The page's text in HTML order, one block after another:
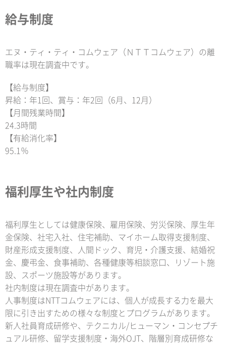
給与制度
エヌ・ティ・ティ・コムウェア（ＮＴＴコムウェア）の離
職率は現在調査中です。
【給与制度】
昇給：年1回、賞与：年2回（6月、12月）
【月間残業時間】
24.3時間
【有給消化率】
95.1％
福利厚生や社内制度
福利厚生としては健康保険、雇用保険、労災保険、厚生年
金保険、社宅入社、住宅補助、マイホーム取得支援制度、
財産形成支援制度、人間ドック、育児・介護支援、結婚祝
金、慶弔金、食事補助、各種健康等相談窓口、リゾート施
設、スポーツ施設等があります。
社内制度は現在調査中があります。
人事制度はNTTコムウェアには、個人が成長する力を最大
限に引き出すための様々な制度とプログラムがあります。
新人社員育成研修や、テクニカル/ヒューマン・コンセプチ
ュアル研修、留学支援制度・海外OJT、階層別育成研修な